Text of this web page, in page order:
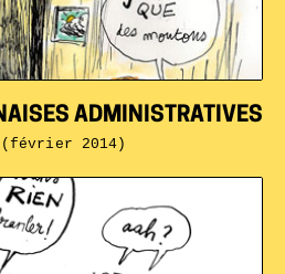
ADMINISTRATIVES
2014)